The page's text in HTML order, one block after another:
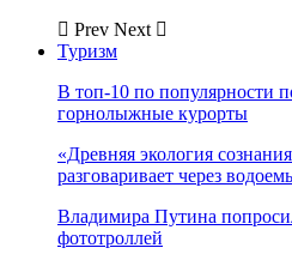
Prev Next
Туризм
В топ-10 по популярности
горнолыжные курорты
«Древняя экология
разговаривает через
Владимира Путина
фототроллей